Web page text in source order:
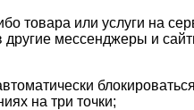
товара или услуги на
мессенджеры и
на три точки;